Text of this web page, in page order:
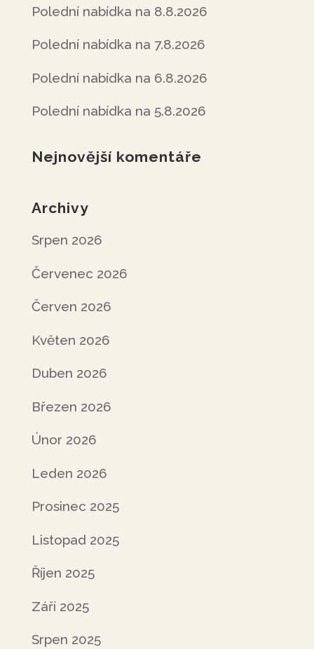
Polední nabídka na 8.8.2026
Polední nabídka na 7.8.2026
Polední nabídka na 6.8.2026
Polední nabídka na 5.8.2026
Nejnovější komentáře
Archivy
Srpen 2026
Červenec 2026
Červen 2026
Květen 2026
Duben 2026
Březen 2026
Únor 2026
Leden 2026
Prosinec 2025
Listopad 2025
Říjen 2025
Září 2025
Srpen 2025